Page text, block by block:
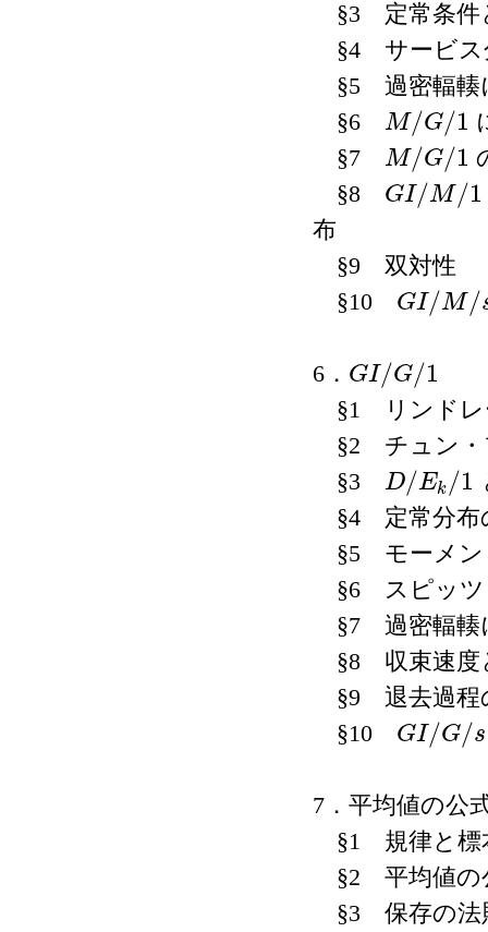
§3 定常条件
§4 サービス
§5 過密輻輳
§6
M/G/1
M/G/ 1
§7
M/G/1
M/G/ 1
§8
GI/M/1
GI/M/ 1
布
§9 双対性
§10
GI/M/
GI/M/ s
6． GI/G/1
GI/G/1
§1 リンドレ
§2 チュン・
§3 D/Ek /1
D/Ek/1
§4 定常分布
§5 モーメン
§6 スピッツ
§7 過密輻輳
§8 収束速度
§9 退去過程
§10
GI/G/s
GI/G/s
7．平均値の公
§1 規律と標
§2 平均値の
§3 保存の法